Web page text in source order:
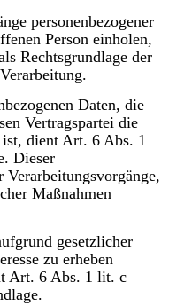
personenbezogener
Person einholen,
Rechtsgrundlage der
Daten, die
Vertragspartei die
dient Art. 6 Abs. 1
Dieser
Maßnahmen
gesetzlicher
zu erheben
Art. 6 Abs. 1 lit. c